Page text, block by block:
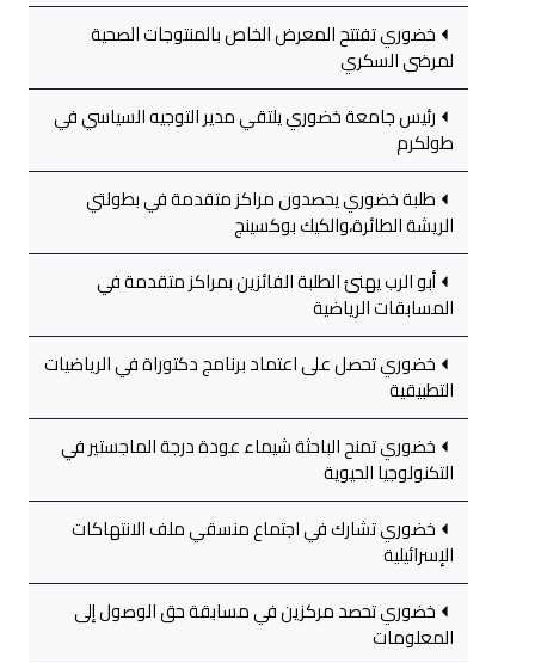
خضوري تفتتح المعرض الخاص بالمنتوجات الصحية
لمرضى السكري
رئيس جامعة خضوري يلتقي مدير التوجيه السياسي في
طولكرم
طلبة خضوري يحصدون مراكز متقدمة في بطولتي
الريشة الطائرة،والكيك بوكسينج
أبو الرب يهنئ الطلبة الفائزين بمراكز متقدمة في
المسابقات الرياضية
خضوري تحصل على اعتماد برنامج دكتوراة في الرياضيات
التطبيقية
خضوري تمنح الباحثة شيماء عودة درجة الماجستير في
التكنولوجيا الحيوية
خضوري تشارك في اجتماع منسقي ملف الانتهاكات
الإسرائيلية
خضوري تحصد مركزين في مسابقة حق الوصول إلى
المعلومات